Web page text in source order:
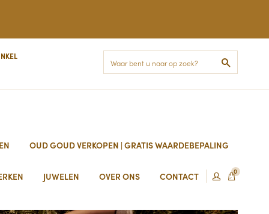
OUD GOUD VERKOPEN | GRATIS WAARDEBEPALING
JUWELEN OVER ONS CONTACT 0